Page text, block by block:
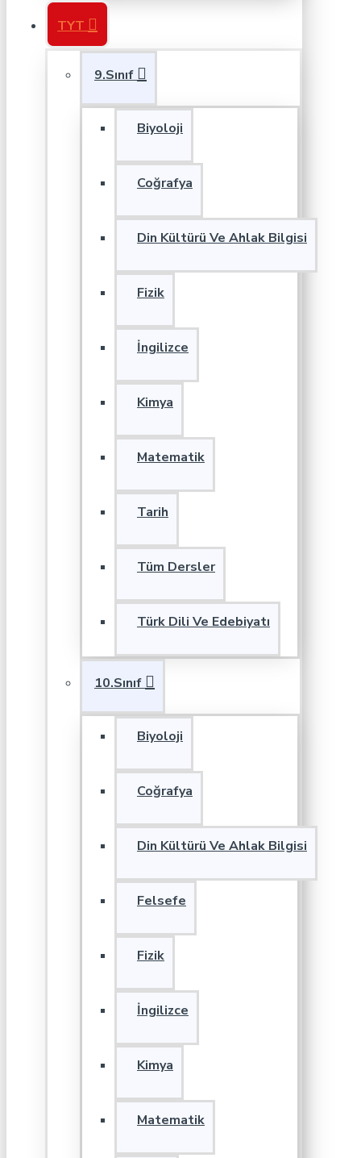
TYT
9.Sınıf
Biyoloji
Coğrafya
Din Kültürü Ve Ahlak Bilgisi
Fizik
İngilizce
Kimya
Matematik
Tarih
Tüm Dersler
Türk Dili Ve Edebiyatı
10.Sınıf
Biyoloji
Coğrafya
Din Kültürü Ve Ahlak Bilgisi
Felsefe
Fizik
İngilizce
Kimya
Matematik